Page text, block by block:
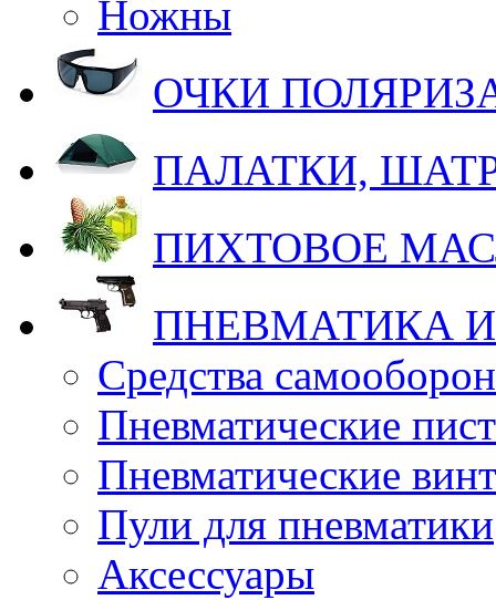
Ножны
ОЧКИ
ПАЛАТКИ,
ПИХТОВОЕ
ПНЕВМАТИКА
Средства
Пневматические
Пневматические
Пули для пневматики
Аксессуары